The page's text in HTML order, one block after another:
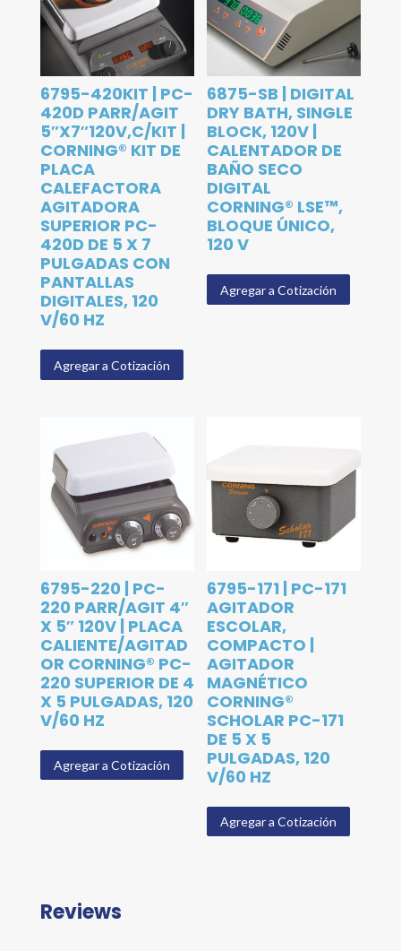
6795-420KIT | PC-
420D PARR/AGIT
5″X7″120V,C/KIT |
CORNING® KIT DE
PLACA
CALEFACTORA
AGITADORA
SUPERIOR PC-
420D DE 5 X 7
PULGADAS CON
PANTALLAS
DIGITALES, 120
V/60 HZ
Agregar a Cotización
6875-SB | DIGITAL
DRY BATH, SINGLE
BLOCK, 120V |
CALENTADOR DE
BAÑO SECO
DIGITAL
CORNING® LSE™,
BLOQUE ÚNICO,
120 V
Agregar a Cotización
6795-220 | PC-
220 PARR/AGIT 4″
X 5″ 120V | PLACA
CALIENTE/AGITAD
OR CORNING® PC-
220 SUPERIOR DE 4
X 5 PULGADAS, 120
V/60 HZ
Agregar a Cotización
6795-171 | PC-171
AGITADOR
ESCOLAR,
COMPACTO |
AGITADOR
MAGNÉTICO
CORNING®
SCHOLAR PC-171
DE 5 X 5
PULGADAS, 120
V/60 HZ
Agregar a Cotización
Reviews